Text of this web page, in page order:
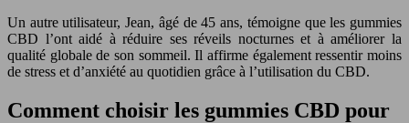
Un autre utilisateur, Jean, âgé de 45 ans, témoigne que les gummies
CBD l’ont aidé à réduire ses réveils nocturnes et à améliorer la
qualité globale de son sommeil. Il affirme également ressentir moins
de stress et d’anxiété au quotidien grâce à l’utilisation du CBD.
Comment choisir les gummies CBD pour